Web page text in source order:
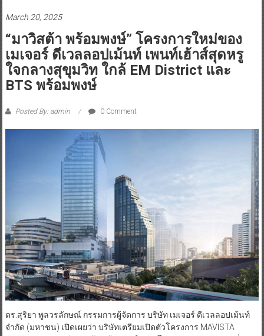
March 20, 2025
“มาวิสต้า พร้อมพงษ์” โครงการใหม่ของ
เมเจอร์ ดีเวลลอปเม้นท์ เพนท์เฮ้าส์สุดหรู
ใจกลางสุขุมวิท ใกล้ EM District และ
BTS พร้อมพงษ์
Posted By: admin 0 Comment
ดร.สุริยา พูลวรลักษณ์ กรรมการผู้จัดการ บริษัท เมเจอร์ ดีเวลลอปเม้นท์
จำกัด (มหาชน) เปิดเผยว่า บริษัทเตรียมเปิดตัวโครงการ MAVISTA